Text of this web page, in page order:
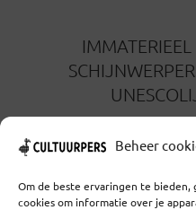
Beheer
Om de beste ervaringen te
cookies om informatie over je